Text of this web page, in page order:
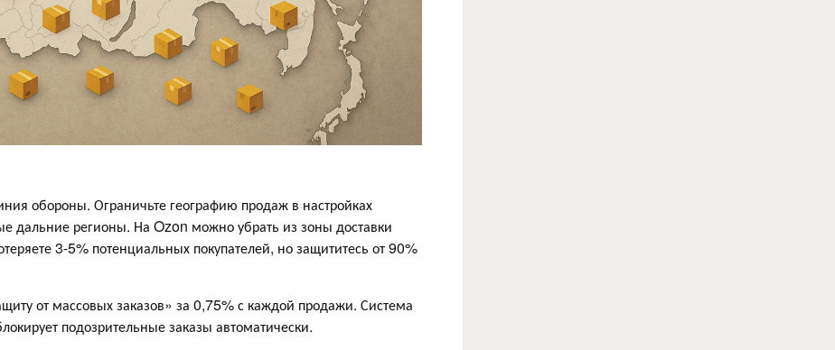
обороны. Ограничьте географию продаж в настройках
дальние регионы. На Ozon можно убрать из зоны доставки
3-5% потенциальных покупателей, но защититесь от 90%
от массовых заказов» за 0,75% с каждой продажи. Система
подозрительные заказы автоматически.